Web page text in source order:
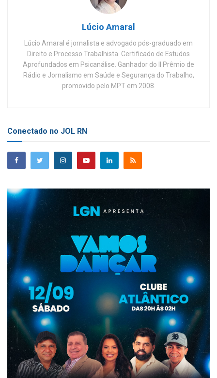
Lúcio Amaral
Lúcio Amaral é jornalista e advogado pós-graduado em
Direito e Processo Trabalhista. Certificado de Estudos
Aprofundados em Psicanálise. Ganhador do II Prêmio de
Rádio e Jornalismo em Saúde e Segurança do Trabalho,
promovido pelo MPT em 2008.
Conectado no JOL RN